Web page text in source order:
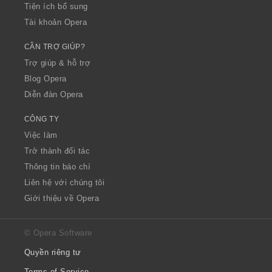
Tiện ích bổ sung
Tài khoản Opera
CẦN TRỢ GIÚP?
Trợ giúp & hỗ trợ
Blog Opera
Diễn đàn Opera
CÔNG TY
Việc làm
Trở thành đối tác
Thông tin báo chí
Liên hệ với chúng tôi
Giới thiệu về Opera
© Opera Software
Quyền riêng tư